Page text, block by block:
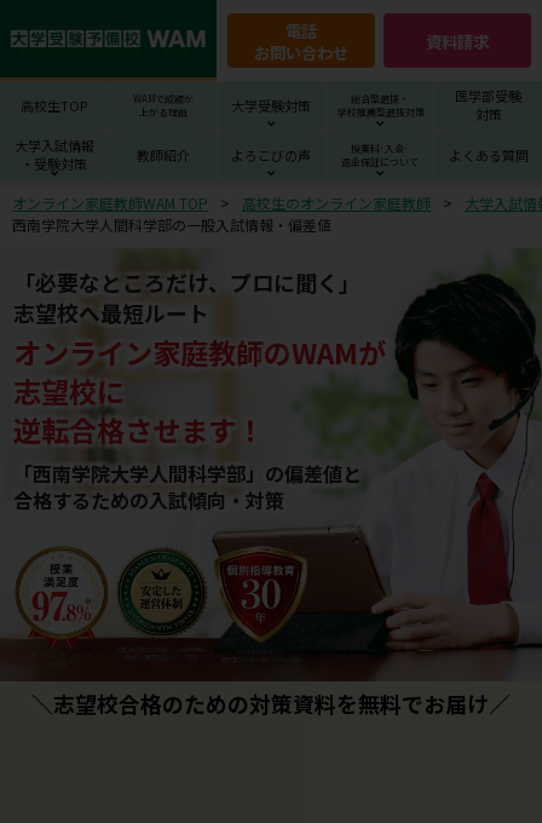
電話
お問い合わせ
資料請求
高校生TOP
WAMで成績が
上がる理由
大学受験対策
総合型選抜・
学校推薦型選抜対策
医学部受験
対策
大学入試情報
・受験対策
教師紹介 よろこびの声
授業料･入会･
返金保証について
よくある質問
オンライン家庭教師WAM TOP 高校生のオンライン家庭教師
大学入試
西南学院大学人間科学部の一般入試情報・偏差値
「必要なところだけ、プロに聞く」
志望校へ最短ルート
オンライン家庭教師のWAMが
志望校に
逆転合格させます！
「西南学院大学人間科学部」の偏差値と
合格するための⼊試傾向・対策
＼志望校合格のための対策資料を無料でお届け／